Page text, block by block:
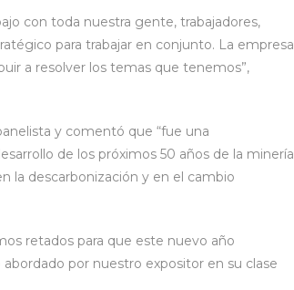
con toda nuestra gente, trabajadores,
para trabajar en conjunto. La empresa
a resolver los temas que tenemos”,
y comentó que “fue una
de los próximos 50 años de la minería
la descarbonización y en el cambio
retados para que este nuevo año
por nuestro expositor en su clase